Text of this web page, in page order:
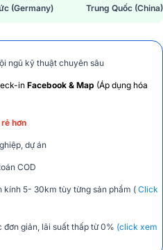
(Germany) Trung Quốc (China)
ngũ kỹ thuật chuyên sâu
in Facebook & Map (Áp dụng hóa
hơn
dự án
COD
kính 5- 30km tùy từng sản phẩm ( Click
giản, lãi suất thấp từ 0% (click xem